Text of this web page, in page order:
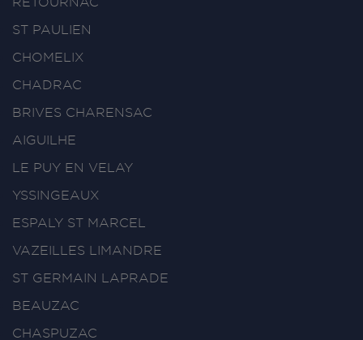
ST PAULIEN
CHOMELIX
CHADRAC
BRIVES CHARENSAC
AIGUILHE
LE PUY EN VELAY
YSSINGEAUX
ESPALY ST MARCEL
VAZEILLES LIMANDRE
ST GERMAIN LAPRADE
BEAUZAC
CHASPUZAC